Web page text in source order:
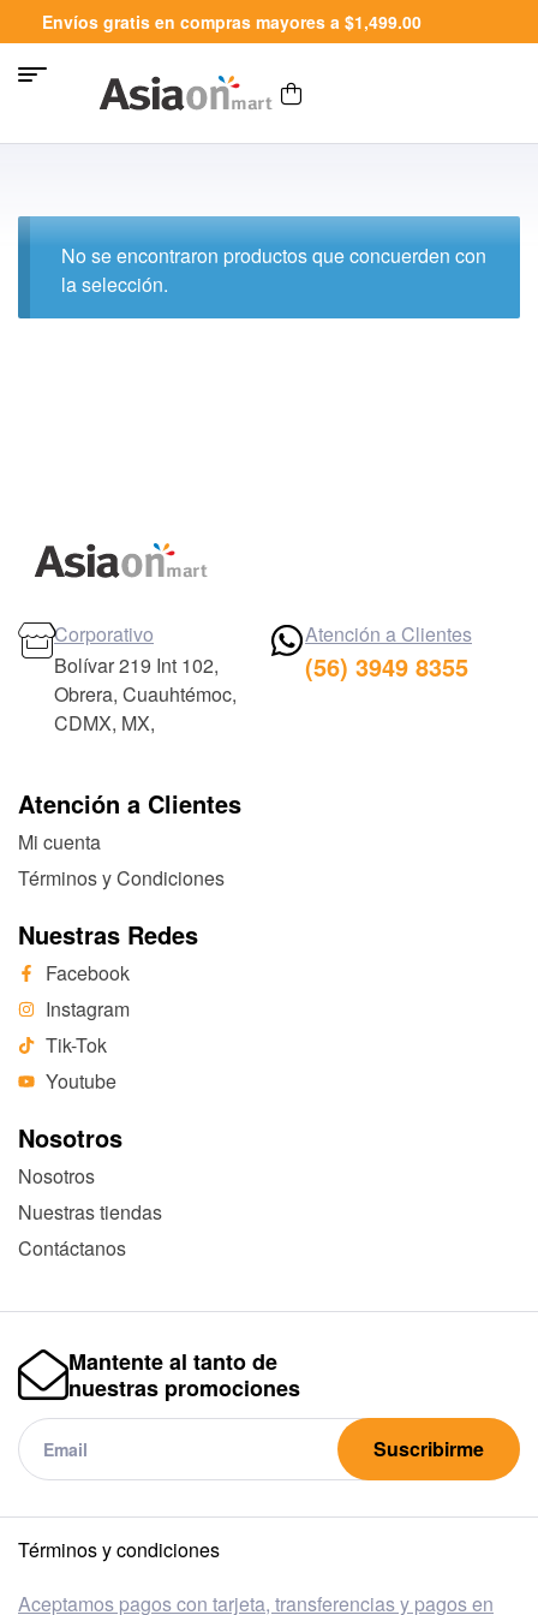
Envíos gratis en compras mayores a $1,499.00
No se encontraron productos que concuerden con
la selección.
Atención a Clientes
Mi cuenta
Términos y Condiciones
Nuestras Redes
Facebook
Instagram
Tik-Tok
Youtube
Nosotros
Nosotros
Nuestras tiendas
Contáctanos
Corporativo
Bolívar 219 Int 102,
Obrera, Cuauhtémoc,
CDMX, MX,
Atención a Clientes
(56) 3949 8355
Mantente al tanto de
nuestras promociones
Suscribirme
Términos y condiciones
Aceptamos pagos con tarjeta, transferencias y pagos en